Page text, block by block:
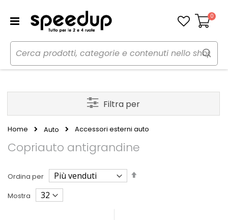
Carrello
0
Home Auto Accessori esterni auto
Copriauto antigrandine
Ordina per
Imposta
Mostra
Filtra per